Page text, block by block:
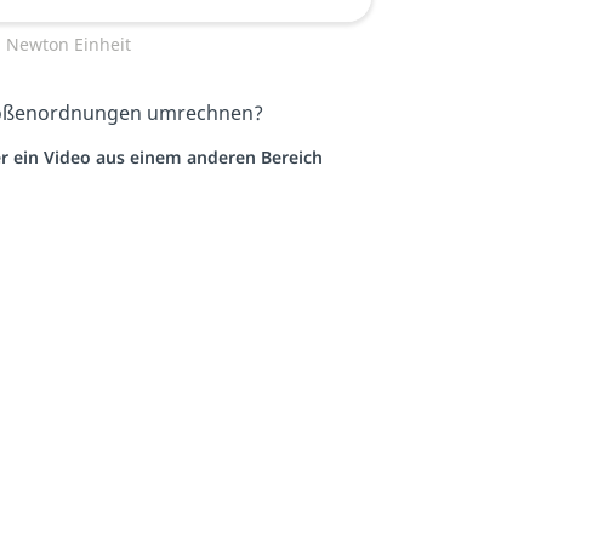
Newton Einheit
umrechnen?
Video aus einem anderen Bereich